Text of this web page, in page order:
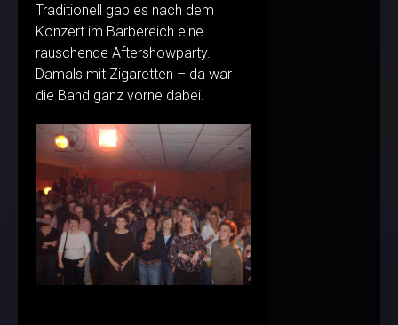
Traditionell gab es nach dem
Konzert im Barbereich eine
rauschende Aftershowparty.
Damals mit Zigaretten – da war
die Band ganz vorne dabei.